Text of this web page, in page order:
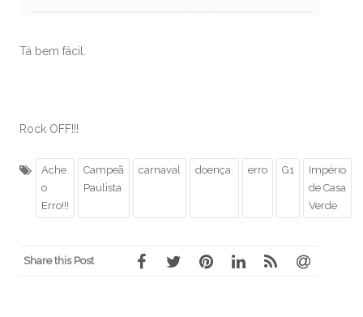
Tá bem fácil.
Rock OFF!!!
Ache
o
Erro!!!
Campeã
Paulista
carnaval doença. erro G1
Império
de Casa
Verde
Share this Post